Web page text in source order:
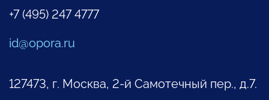
+7 (495) 247 4777
id@opora.ru
127473, г. Москва, 2-й Самотечный пер., д.7.